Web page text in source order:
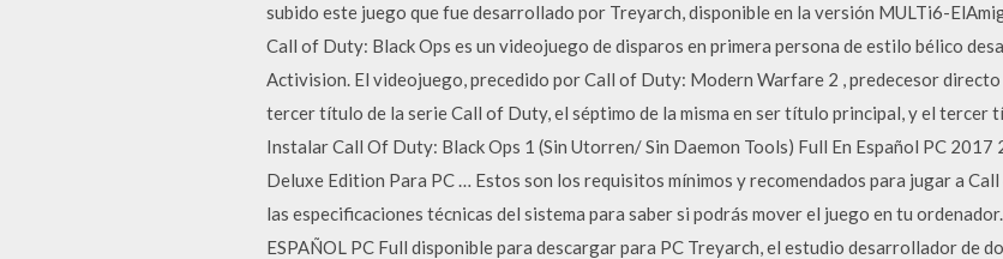
subido este juego que fue desarrollado por Treyarch, disponible en la versión MULTi6-
Call of Duty: Black Ops es un videojuego de disparos en primera persona de estilo bélico
Activision. El videojuego, precedido por Call of Duty: Modern Warfare 2 , predecesor
tercer título de la serie Call of Duty, el séptimo de la misma en ser título principal, y el
Instalar Call Of Duty: Black Ops 1 (Sin Utorren/ Sin Daemon Tools) Full En Español PC
Deluxe Edition Para PC … Estos son los requisitos mínimos y recomendados para jugar a
las especificaciones técnicas del sistema para saber si podrás mover el juego en tu
ESPAÑOL PC Full disponible para descargar para PC Treyarch, el estudio desarrollador de